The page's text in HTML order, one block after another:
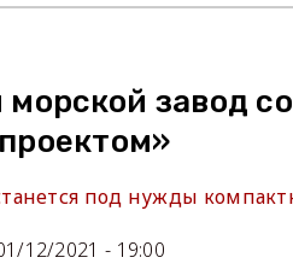
завод
под нужды
12/2021 - 19:00